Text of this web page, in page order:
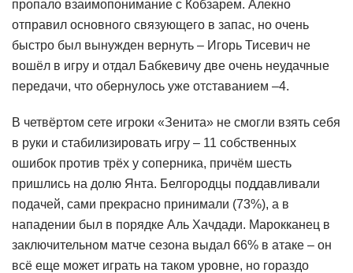
пропало взаимопонимание с Кобзарем. Алекно
отправил основного связующего в запас, но очень
быстро был вынужден вернуть – Игорь Тисевич не
вошёл в игру и отдал Бабкевичу две очень неудачные
передачи, что обернулось уже отставанием –4.
В четвёртом сете игроки «Зенита» не смогли взять себя
в руки и стабилизировать игру – 11 собственных
ошибок против трёх у соперника, причём шесть
пришлись на долю Янта. Белгородцы поддавливали
подачей, сами прекрасно принимали (73%), а в
нападении был в порядке Аль Хачдади. Марокканец в
заключительном матче сезона выдал 66% в атаке – он
всё еще может играть на таком уровне, но гораздо